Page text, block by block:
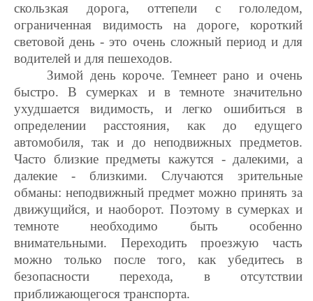
скользкая дорога, оттепели с гололедом,
ограниченная видимость на дороге, короткий
световой день - это очень сложный период и для
водителей и для пешеходов.
Зимой день короче. Темнеет рано и очень
быстро. В сумерках и в темноте значительно
ухудшается видимость, и легко ошибиться в
определении расстояния, как до едущего
автомобиля, так и до неподвижных предметов.
Часто близкие предметы кажутся - далекими, а
далекие - близкими. Случаются зрительные
обманы: неподвижный предмет можно принять за
движущийся, и наоборот. Поэтому в сумерках и
темноте необходимо быть особенно
внимательными. Переходить проезжую часть
можно только после того, как убедитесь в
безопасности перехода, в отсутствии
приближающегося транспорта.